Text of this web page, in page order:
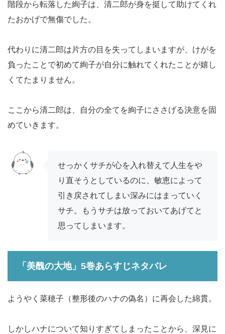
階段から転落した絢子は、清二郎が身を挺して助けてくれ
たおかげで無傷でした。
代わりに清二郎は片方の目を失ってしまいますが、けがを
負ったことで初めて絢子が自分に触れてくれたことが嬉し
くてたまりません。
ここから清二郎は、自分の全てを絢子にささげる決意を固
めていきます。
せっかくサチが心を入れ替えて人生をや
り直そうとしているのに、敏恵によって
引き戻されてしまい深みにはまっていく
サチ。もうサチは放っておいてあげてと
思ってしまいます。
「美醜の大地」5巻あらすじネタバレ
ようやく菜穂子（整形後のハナの偽名）に再会した綿貫。
しかしハナについて知りすぎてしまったことから、深見に